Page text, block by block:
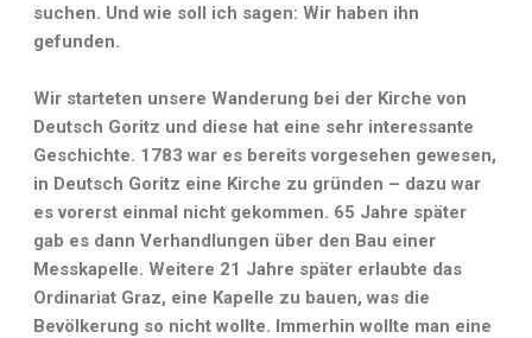
suchen. Und wie soll ich sagen: Wir haben ihn
gefunden.
Wir starteten unsere Wanderung bei der Kirche von
Deutsch Goritz und diese hat eine sehr interessante
Geschichte. 1783 war es bereits vorgesehen gewesen,
in Deutsch Goritz eine Kirche zu gründen – dazu war
es vorerst einmal nicht gekommen. 65 Jahre später
gab es dann Verhandlungen über den Bau einer
Messkapelle. Weitere 21 Jahre später erlaubte das
Ordinariat Graz, eine Kapelle zu bauen, was die
Bevölkerung so nicht wollte. Immerhin wollte man eine